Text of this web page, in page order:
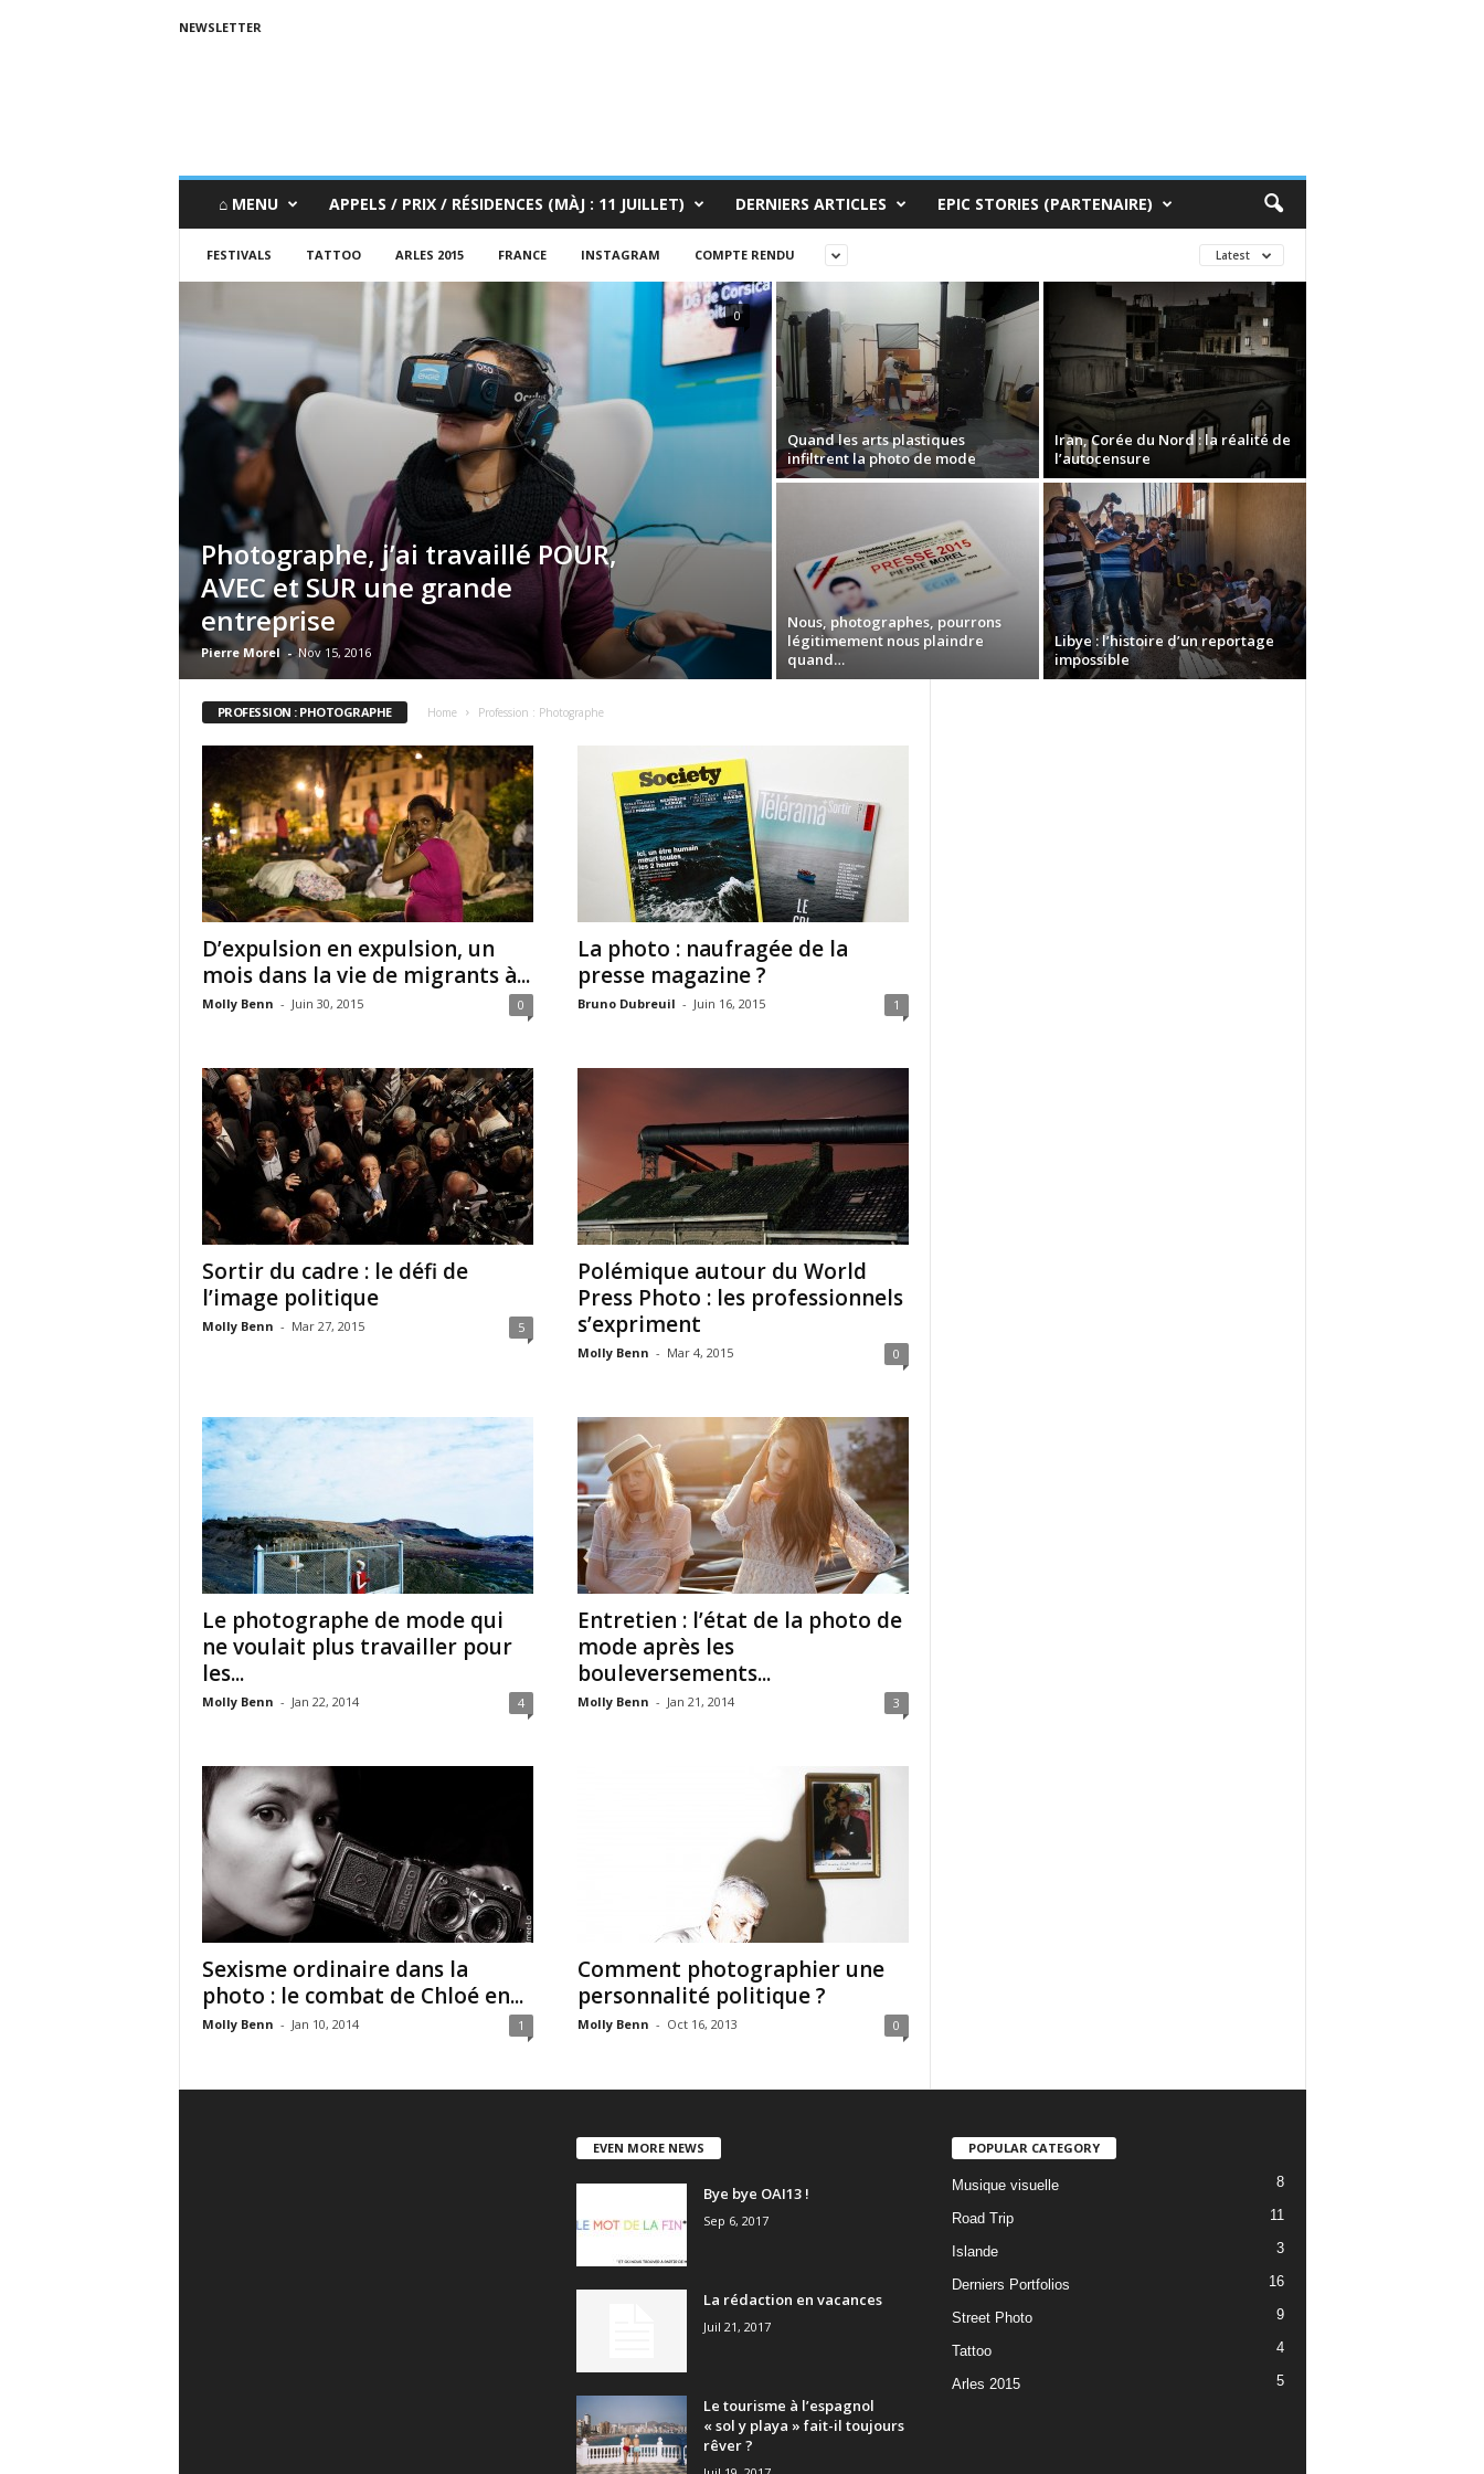
NEWSLETTER
⌂ MENU APPELS / PRIX / RÉSIDENCES (MÀJ : 11 JUILLET) DERNIERS ARTICLES EPIC STORIES (PARTENAIRE)
FESTIVALS TATTOO ARLES 2015 FRANCE INSTAGRAM COMPTE RENDU Latest
Photographe, j’ai travaillé POUR,
AVEC et SUR une grande
entreprise
Pierre Morel - Nov 15, 2016
0
Quand les arts plastiques
infiltrent la photo de mode
Iran, Corée du Nord : la réalité de
l’autocensure
Nous, photographes, pourrons
légitimement nous plaindre
quand…
Libye : l’histoire d’un reportage
impossible
PROFESSION : PHOTOGRAPHE Home Profession : Photographe
D’expulsion en expulsion, un
mois dans la vie de migrants à...
Molly Benn - Juin 30, 2015 0
La photo : naufragée de la
presse magazine ?
Bruno Dubreuil - Juin 16, 2015 1
Sortir du cadre : le défi de
l’image politique
Molly Benn - Mar 27, 2015 5
Polémique autour du World
Press Photo : les professionnels
s’expriment
Molly Benn - Mar 4, 2015 0
Le photographe de mode qui
ne voulait plus travailler pour
les...
Molly Benn - Jan 22, 2014 4
Entretien : l’état de la photo de
mode après les
bouleversements...
Molly Benn - Jan 21, 2014 3
Sexisme ordinaire dans la
photo : le combat de Chloé en...
Molly Benn - Jan 10, 2014 1
Comment photographier une
personnalité politique ?
Molly Benn - Oct 16, 2013 0
EVEN MORE NEWS
Bye bye OAI13 !
Sep 6, 2017
La rédaction en vacances
Juil 21, 2017
Le tourisme à l’espagnol
« sol y playa » fait-il toujours
rêver ?
POPULAR CATEGORY
Musique visuelle 8
Road Trip 11
Islande 3
Derniers Portfolios 16
Street Photo 9
Tattoo 4
Arles 2015 5